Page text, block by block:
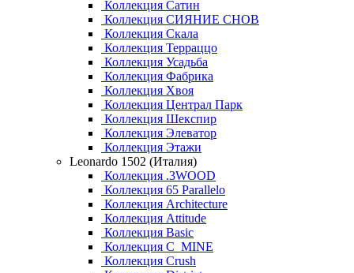
Коллекция Сатин
Коллекция СИЯНИЕ СНОВ
Коллекция Скала
Коллекция Терраццо
Коллекция Усадьба
Коллекция Фабрика
Коллекция Хвоя
Коллекция Централ Парк
Коллекция Шекспир
Коллекция Элеватор
Коллекция Этажи
Leonardo 1502 (Италия)
Коллекция .3WOOD
Коллекция 65 Parallelo
Коллекция Architecture
Коллекция Attitude
Коллекция Basic
Коллекция C_MINE
Коллекция Crush